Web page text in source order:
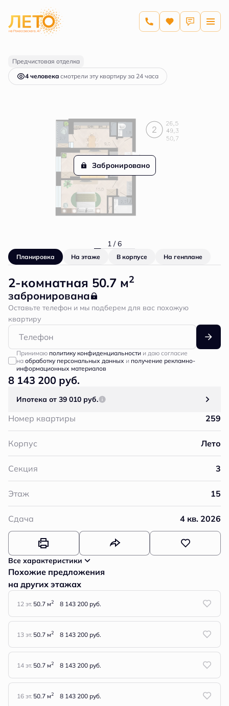
2-комнатная
8 143 200 руб.
Ипотекаот 39 010 руб.
Предчистовая отделка
4 человекa смотрели эту квартиру за 24 часа
Забронировано
1 / 6
Планировка На этаже В корпусе На генплане
2-комнатная 50.7 м2
забронирована
Оставьте телефон и мы подберем для вас похожую
квартиру
Принимаю политику конфиденциальностии даю согласие
на обработку персональных данных и получение рекламно-
информационных материалов
8 143 200 руб.
Ипотека от 39 010 руб.
Номер квартиры 259
Корпус Лето
Секция 3
Этаж 15
Сдача 4 кв. 2026
Все характеристики
Похожие предложения
на других этажах
12 эт. 50.7 м2 8 143 200 руб.
13 эт. 50.7 м2 8 143 200 руб.
14 эт. 50.7 м2 8 143 200 руб.
16 эт. 50.7 м2 8 143 200 руб.